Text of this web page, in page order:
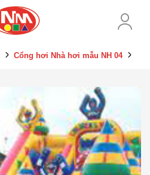
Cổng hơi Nhà hơi mẫu NH 04